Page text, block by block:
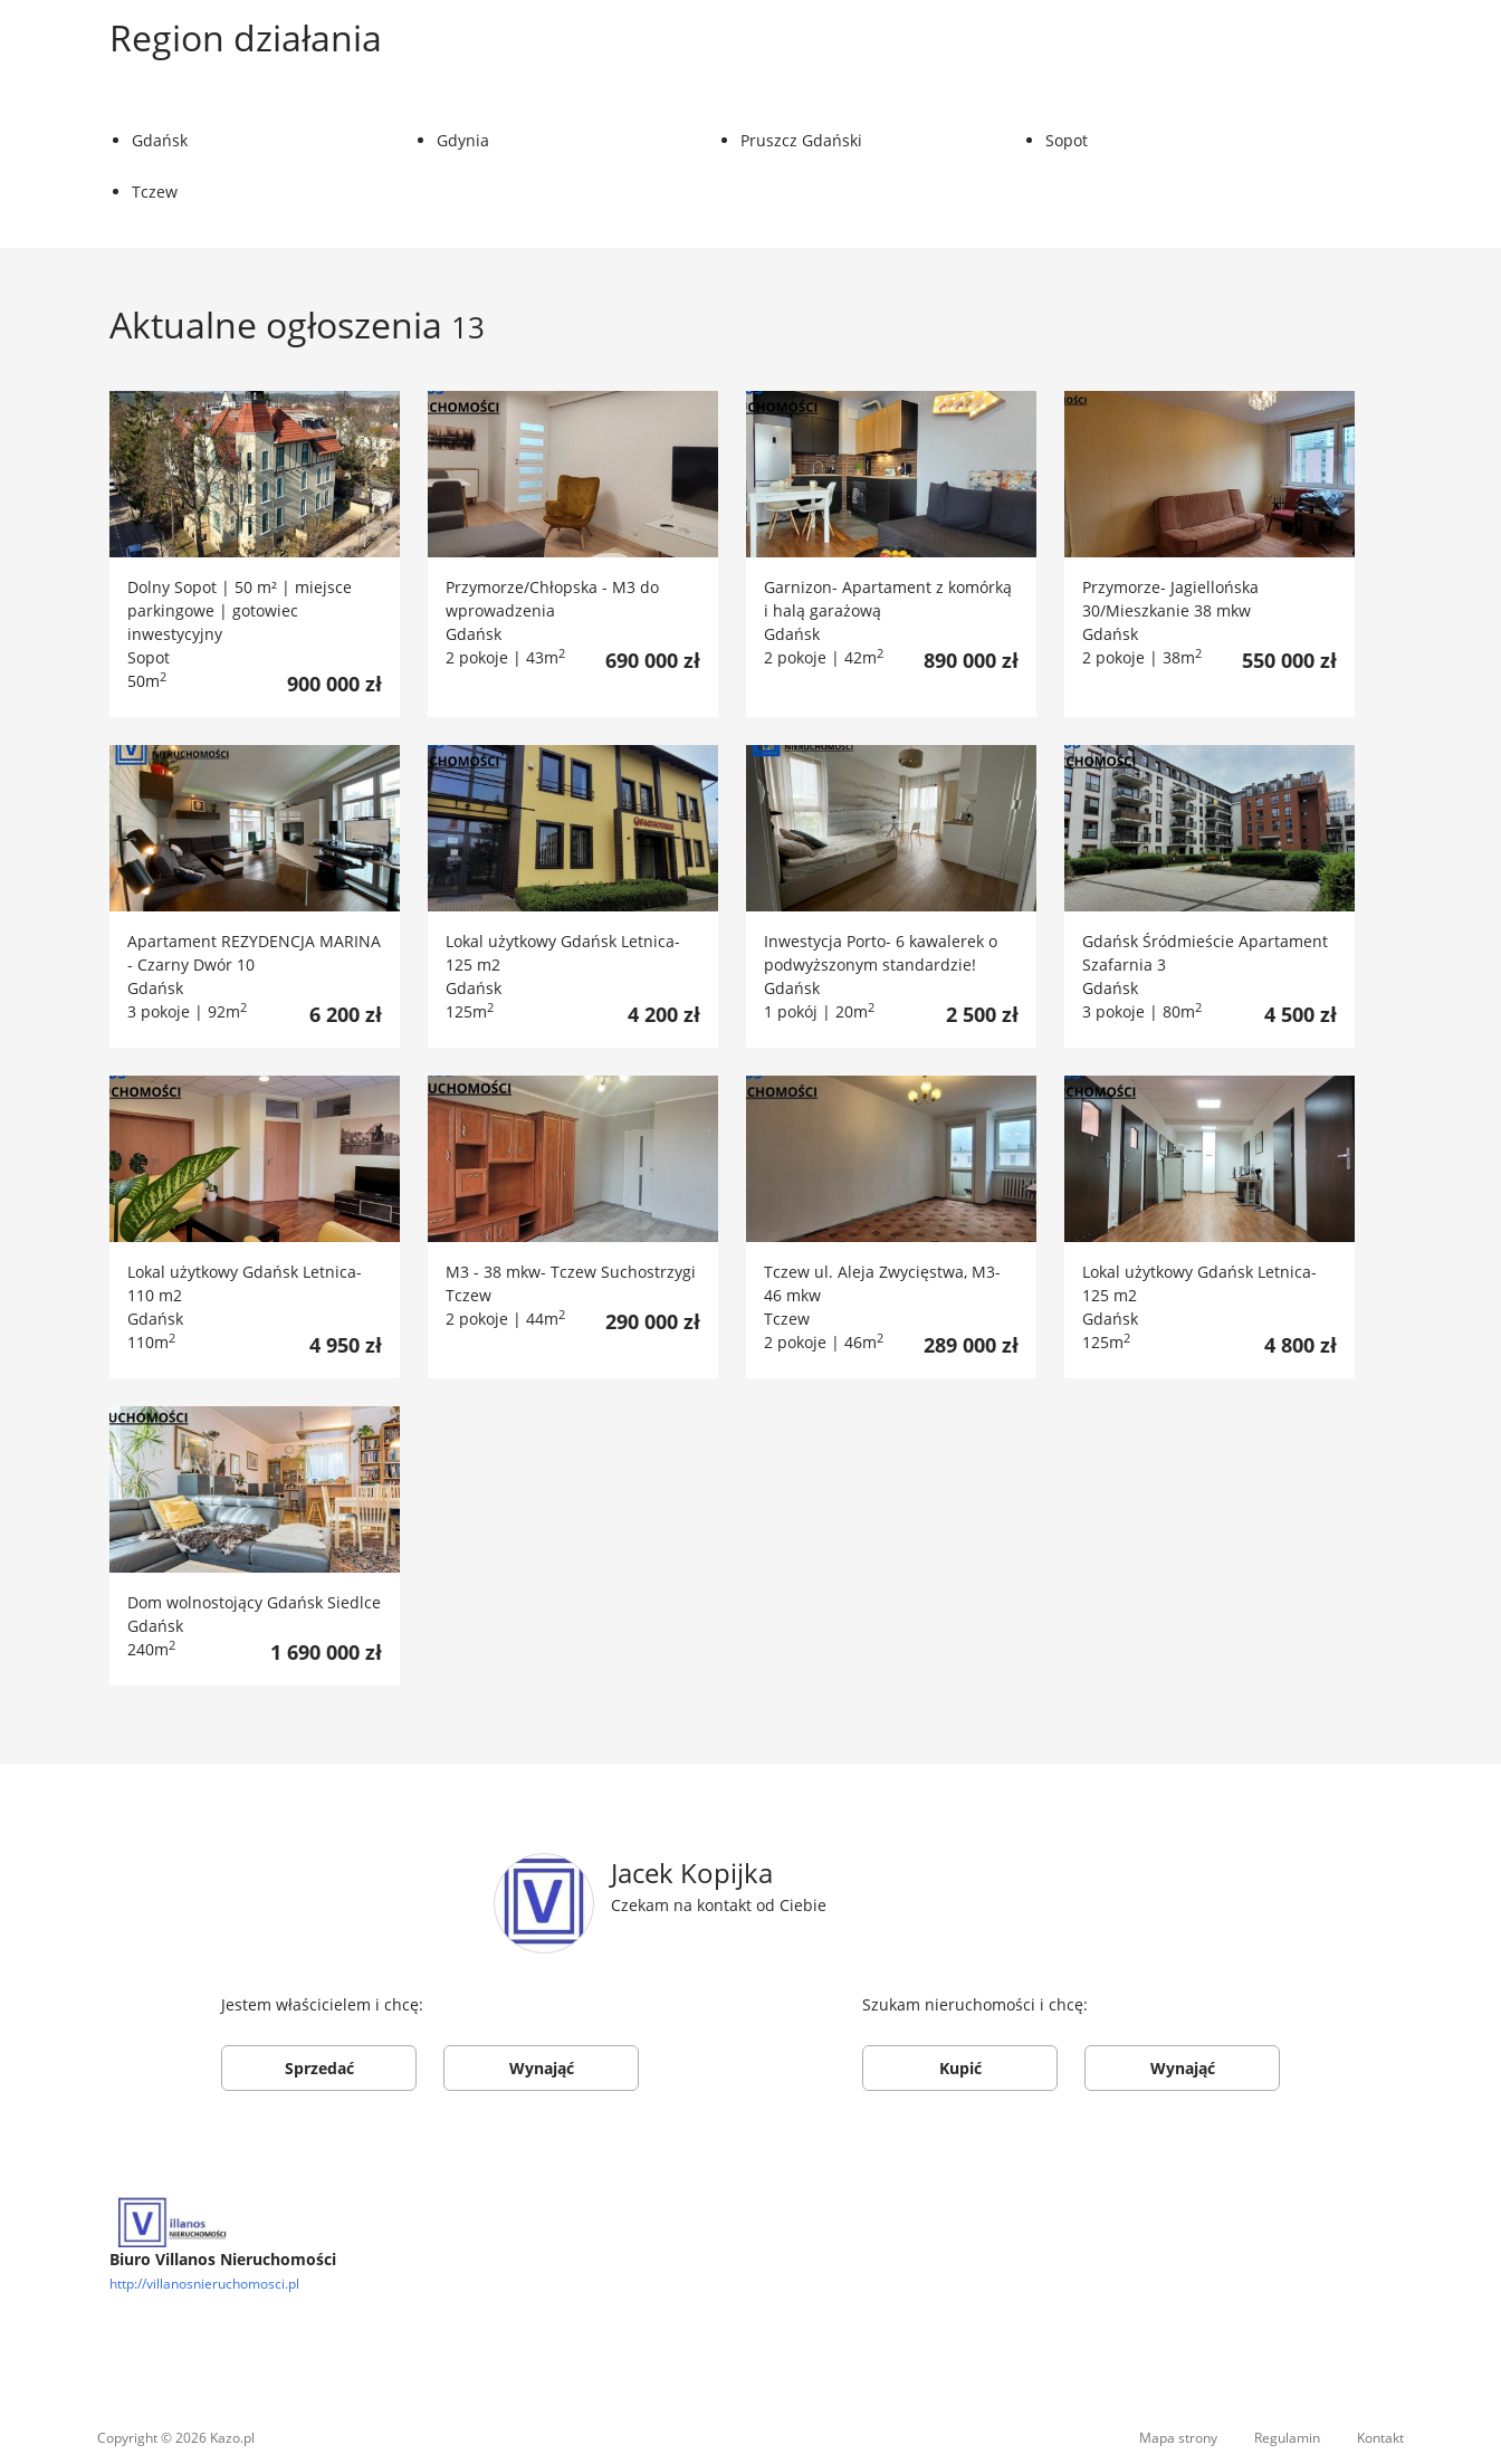
Region działania
Gdańsk Gdynia Pruszcz Gdański Sopot
Tczew
Aktualne ogłoszenia 13
Dolny Sopot | 50 m² | miejsce
parkingowe | gotowiec
inwestycyjny
Sopot
50m2 900 000 zł
Przymorze/Chłopska - M3 do
wprowadzenia
Gdańsk
2 pokoje | 43m2 690 000 zł
Garnizon- Apartament z komórką
i halą garażową
Gdańsk
2 pokoje | 42m2 890 000 zł
Przymorze- Jagiellońska
30/Mieszkanie 38 mkw
Gdańsk
2 pokoje | 38m2 550 000 zł
Apartament REZYDENCJA MARINA
- Czarny Dwór 10
Gdańsk
3 pokoje | 92m2 6 200 zł
Lokal użytkowy Gdańsk Letnica-
125 m2
Gdańsk
125m2 4 200 zł
Inwestycja Porto- 6 kawalerek o
podwyższonym standardzie!
Gdańsk
1 pokój | 20m2 2 500 zł
Gdańsk Śródmieście Apartament
Szafarnia 3
Gdańsk
3 pokoje | 80m2 4 500 zł
Lokal użytkowy Gdańsk Letnica-
110 m2
Gdańsk
110m2 4 950 zł
M3 - 38 mkw- Tczew Suchostrzygi
Tczew
2 pokoje | 44m2 290 000 zł
Tczew ul. Aleja Zwycięstwa, M3-
46 mkw
Tczew
2 pokoje | 46m2 289 000 zł
Lokal użytkowy Gdańsk Letnica-
125 m2
Gdańsk
125m2 4 800 zł
Dom wolnostojący Gdańsk Siedlce
Gdańsk
240m2 1 690 000 zł
Jacek Kopijka
Czekam na kontakt od Ciebie
Jestem właścicielem i chcę:
Sprzedać Wynająć
Szukam nieruchomości i chcę:
Kupić Wynająć
Biuro Villanos Nieruchomości
http://villanosnieruchomosci.pl
Copyright © 2026 Kazo.pl Mapa strony Regulamin Kontakt